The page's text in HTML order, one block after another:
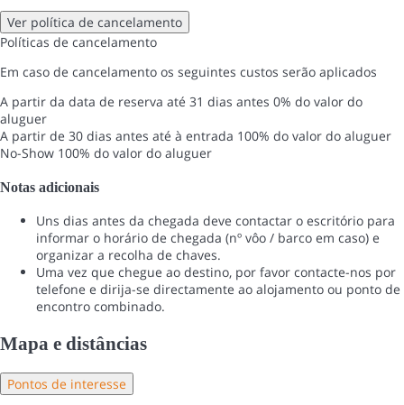
Ver política de cancelamento
Políticas de cancelamento
Em caso de cancelamento os seguintes custos serão aplicados
A partir da data de reserva até 31 dias antes 0% do valor do
aluguer
A partir de 30 dias antes até à entrada 100% do valor do aluguer
No-Show 100% do valor do aluguer
Notas adicionais
Uns dias antes da chegada deve contactar o escritório para
informar o horário de chegada (nº vôo / barco em caso) e
organizar a recolha de chaves.
Uma vez que chegue ao destino, por favor contacte-nos por
telefone e dirija-se directamente ao alojamento ou ponto de
encontro combinado.
Mapa e distâncias
Pontos de interesse